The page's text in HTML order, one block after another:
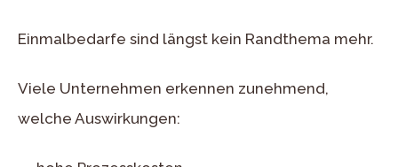
Einmalbedarfe sind längst kein Randthema mehr.
Viele Unternehmen erkennen zunehmend,
welche Auswirkungen: